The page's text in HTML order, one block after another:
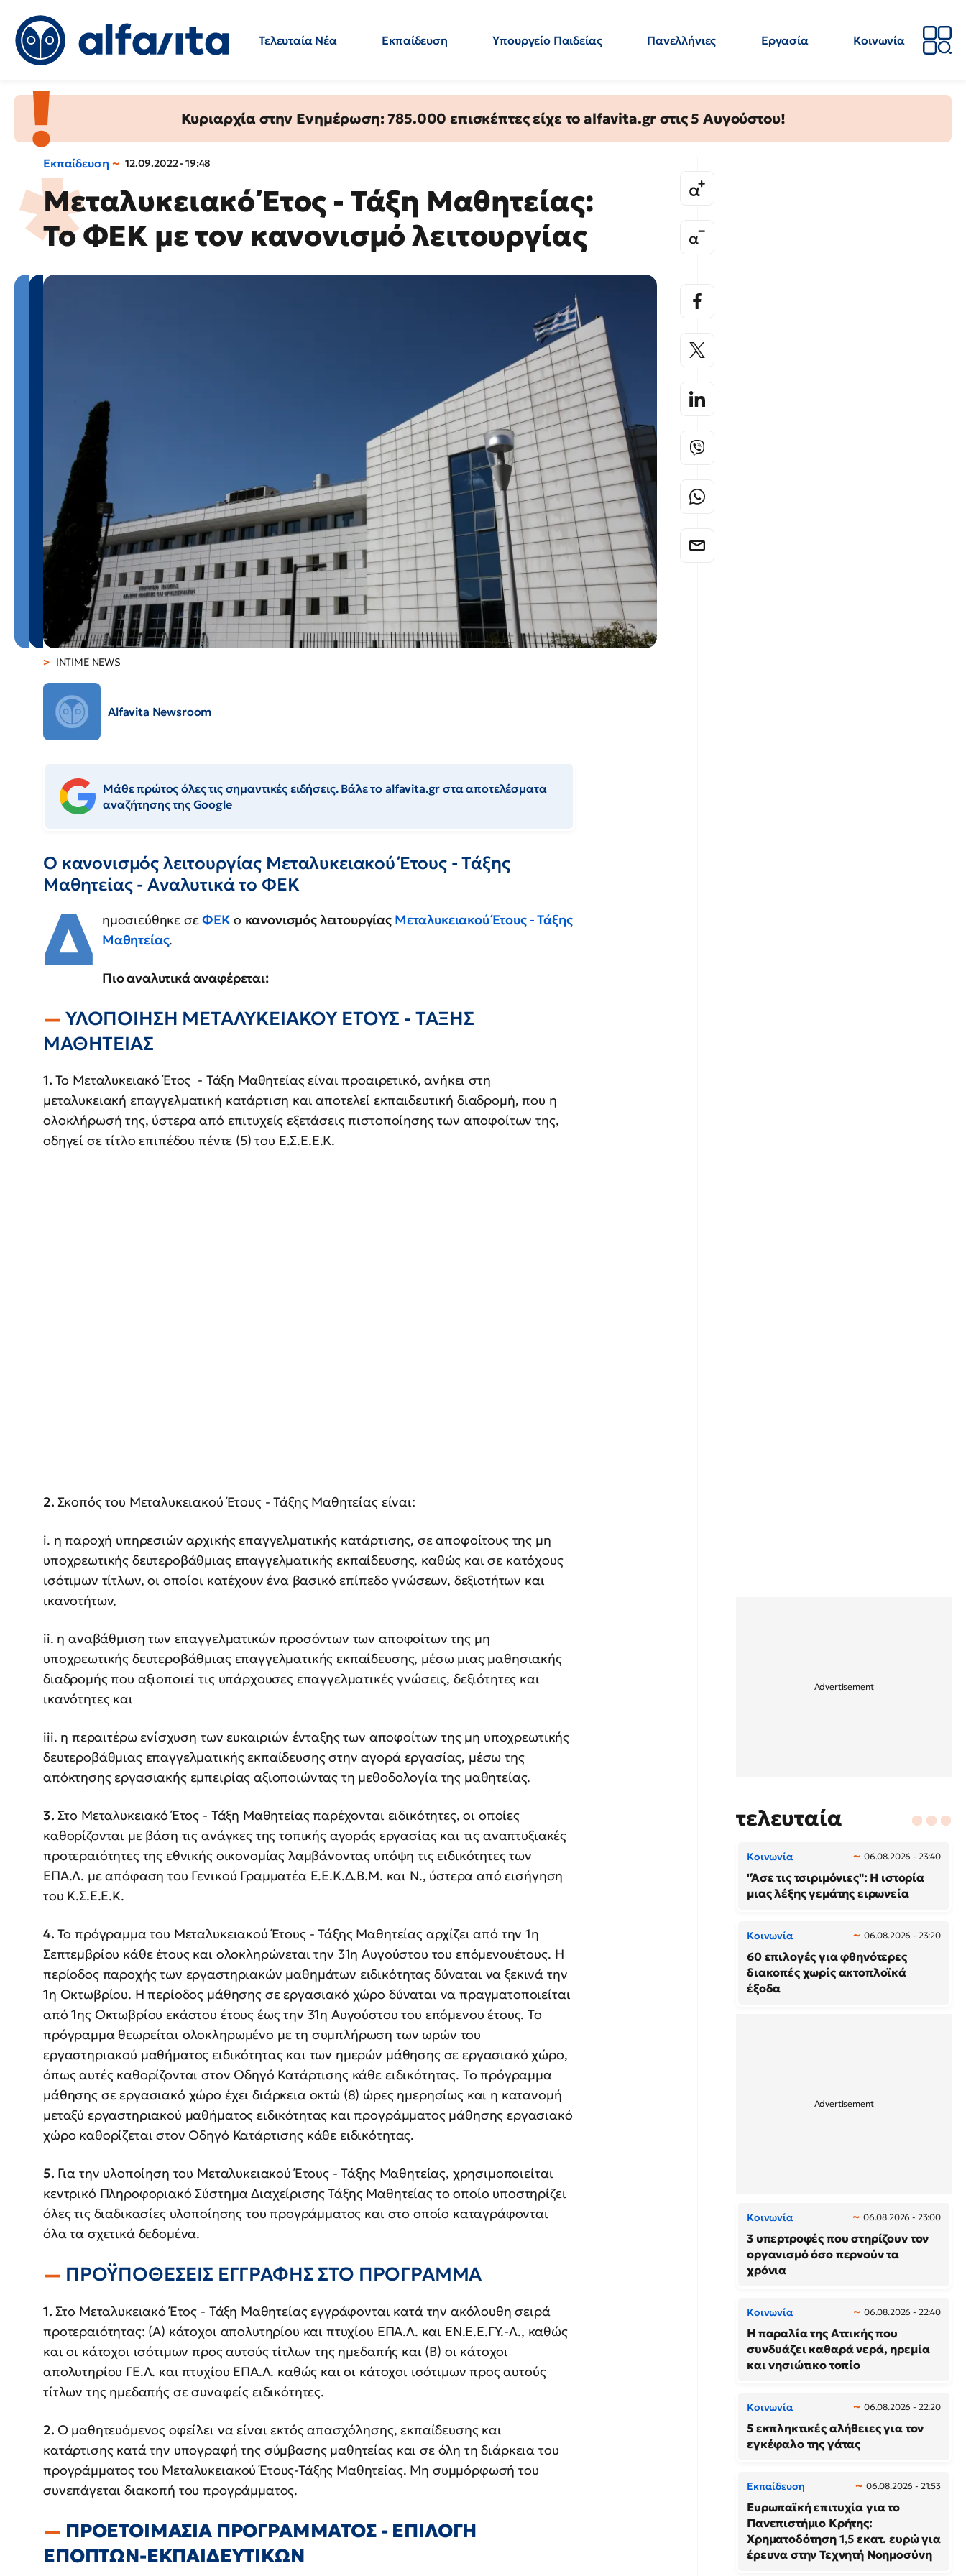
Τελευταία Νέα Εκπαίδευση Υπουργείο Παιδείας Πανελλήνιες Εργασία
Κοινωνία
Κυριαρχία στην Ενημέρωση: 785.000 επισκέπτες είχε το alfavita.gr στις 5 Αυγούστου!
Εκπαίδευση 12.09.2022 - 19:48
Μεταλυκειακό Έτος - Τάξη Μαθητείας:
Το ΦΕΚ με τον κανονισμό λειτουργίας
INTIME NEWS
Alfavita Newsroom
Μάθε πρώτος όλες τις σημαντικές ειδήσεις. Βάλε το alfavita.gr στα αποτελέσματα
αναζήτησης της Google
Ο κανονισμός λειτουργίας Μεταλυκειακού Έτους - Τάξης
Μαθητείας - Αναλυτικά το ΦΕΚ
Δ ημοσιεύθηκε σεΦΕΚο κανονισμός λειτουργίας Μεταλυκειακού Έτους - Τάξης
Μαθητείας.
Πιο αναλυτικά αναφέρεται:
ΥΛΟΠΟΙΗΣΗ ΜΕΤΑΛΥΚΕΙΑΚΟΥ ΕΤΟΥΣ - ΤΑΞΗΣ
ΜΑΘΗΤΕΙΑΣ
1. Το Μεταλυκειακό Έτος - Τάξη Μαθητείας είναι προαιρετικό, ανήκει στη
μεταλυκειακή επαγγελματική κατάρτιση και αποτελεί εκπαιδευτική διαδρομή, που η
ολοκλήρωσή της, ύστερα από επιτυχείς εξετάσεις πιστοποίησης των αποφοίτων της,
οδηγεί σε τίτλο επιπέδου πέντε (5) του Ε.Σ.Ε.Ε.Κ.
2. Σκοπός του Μεταλυκειακού Έτους - Τάξης Μαθητείας είναι:
i. η παροχή υπηρεσιών αρχικής επαγγελματικής κατάρτισης, σε αποφοίτους της μη
υποχρεωτικής δευτεροβάθμιας επαγγελματικής εκπαίδευσης, καθώς και σε κατόχους
ισότιμων τίτλων, οι οποίοι κατέχουν ένα βασικό επίπεδο γνώσεων, δεξιοτήτων και
ικανοτήτων,
ii. η αναβάθμιση των επαγγελματικών προσόντων των αποφοίτων της μη
υποχρεωτικής δευτεροβάθμιας επαγγελματικής εκπαίδευσης, μέσω μιας μαθησιακής
διαδρομής που αξιοποιεί τις υπάρχουσες επαγγελματικές γνώσεις, δεξιότητες και
ικανότητες και
iii. η περαιτέρω ενίσχυση των ευκαιριών ένταξης των αποφοίτων της μη υποχρεωτικής
δευτεροβάθμιας επαγγελματικής εκπαίδευσης στην αγορά εργασίας, μέσω της
απόκτησης εργασιακής εμπειρίας αξιοποιώντας τη μεθοδολογία της μαθητείας.
3. Στο Μεταλυκειακό Έτος - Τάξη Μαθητείας παρέχονται ειδικότητες, οι οποίες
καθορίζονται με βάση τις ανάγκες της τοπικής αγοράς εργασίας και τις αναπτυξιακές
προτεραιότητες της εθνικής οικονομίας λαμβάνοντας υπόψη τις ειδικότητες των
ΕΠΑ.Λ. με απόφαση του Γενικού Γραμματέα Ε.Ε.Κ.Δ.Β.Μ. και Ν., ύστερα από εισήγηση
του Κ.Σ.Ε.Ε.Κ.
4. Το πρόγραμμα του Μεταλυκειακού Έτους - Τάξης Μαθητείας αρχίζει από την 1η
Σεπτεμβρίου κάθε έτους και ολοκληρώνεται την 31η Αυγούστου του επόμενουέτους. Η
περίοδος παροχής των εργαστηριακών μαθημάτων ειδικότητας δύναται να ξεκινά την
1η Οκτωβρίου. Η περίοδος μάθησης σε εργασιακό χώρο δύναται να πραγματοποιείται
από 1ης Οκτωβρίου εκάστου έτους έως την 31η Αυγούστου του επόμενου έτους. Το
πρόγραμμα θεωρείται ολοκληρωμένο με τη συμπλήρωση των ωρών του
εργαστηριακού μαθήματος ειδικότητας και των ημερών μάθησης σε εργασιακό χώρο,
όπως αυτές καθορίζονται στον Οδηγό Κατάρτισης κάθε ειδικότητας. Το πρόγραμμα
μάθησης σε εργασιακό χώρο έχει διάρκεια οκτώ (8) ώρες ημερησίως και η κατανομή
μεταξύ εργαστηριακού μαθήματος ειδικότητας και προγράμματος μάθησης εργασιακό
χώρο καθορίζεται στον Οδηγό Κατάρτισης κάθε ειδικότητας.
5. Για την υλοποίηση του Μεταλυκειακού Έτους - Τάξης Μαθητείας, χρησιμοποιείται
κεντρικό Πληροφοριακό Σύστημα Διαχείρισης Τάξης Μαθητείας το οποίο υποστηρίζει
όλες τις διαδικασίες υλοποίησης του προγράμματος και στο οποίο καταγράφονται
όλα τα σχετικά δεδομένα.
ΠΡΟΫΠΟΘΕΣΕΙΣ ΕΓΓΡΑΦΗΣ ΣΤΟ ΠΡΟΓΡΑΜΜΑ
1. Στο Μεταλυκειακό Έτος - Τάξη Μαθητείας εγγράφονται κατά την ακόλουθη σειρά
προτεραιότητας: (Α) κάτοχοι απολυτηρίου και πτυχίου ΕΠΑ.Λ. και ΕΝ.Ε.Ε.ΓΥ.-Λ., καθώς
και οι κάτοχοι ισότιμων προς αυτούς τίτλων της ημεδαπής και (Β) οι κάτοχοι
απολυτηρίου ΓΕ.Λ. και πτυχίου ΕΠΑ.Λ. καθώς και οι κάτοχοι ισότιμων προς αυτούς
τίτλων της ημεδαπής σε συναφείς ειδικότητες.
2. Ο μαθητευόμενος οφείλει να είναι εκτός απασχόλησης, εκπαίδευσης και
κατάρτισης κατά την υπογραφή της σύμβασης μαθητείας και σε όλη τη διάρκεια του
προγράμματος του Μεταλυκειακού Έτους-Τάξης Μαθητείας. Μη συμμόρφωσή του
συνεπάγεται διακοπή του προγράμματος.
ΠΡΟΕΤΟΙΜΑΣΙΑ ΠΡΟΓΡΑΜΜΑΤΟΣ - ΕΠΙΛΟΓΗ
ΕΠΟΠΤΩΝ-ΕΚΠΑΙΔΕΥΤΙΚΩΝ
τελευταία
Κοινωνία 06.08.2026 - 23:40
"Άσε τις τσιριμόνιες": Η ιστορία
μιας λέξης γεμάτης ειρωνεία
Κοινωνία 06.08.2026 - 23:20
60 επιλογές για φθηνότερες
διακοπές χωρίς ακτοπλοϊκά
έξοδα
Κοινωνία 06.08.2026 - 23:00
3 υπερτροφές που στηρίζουν τον
οργανισμό όσο περνούν τα
χρόνια
Κοινωνία 06.08.2026 - 22:40
Η παραλία της Αττικής που
συνδυάζει καθαρά νερά, ηρεμία
και νησιώτικο τοπίο
Κοινωνία 06.08.2026 - 22:20
5 εκπληκτικές αλήθειες για τον
εγκέφαλο της γάτας
Εκπαίδευση 06.08.2026 - 21:53
Ευρωπαϊκή επιτυχία για το
Πανεπιστήμιο Κρήτης:
Χρηματοδότηση 1,5 εκατ. ευρώ για
έρευνα στην Τεχνητή Νοημοσύνη